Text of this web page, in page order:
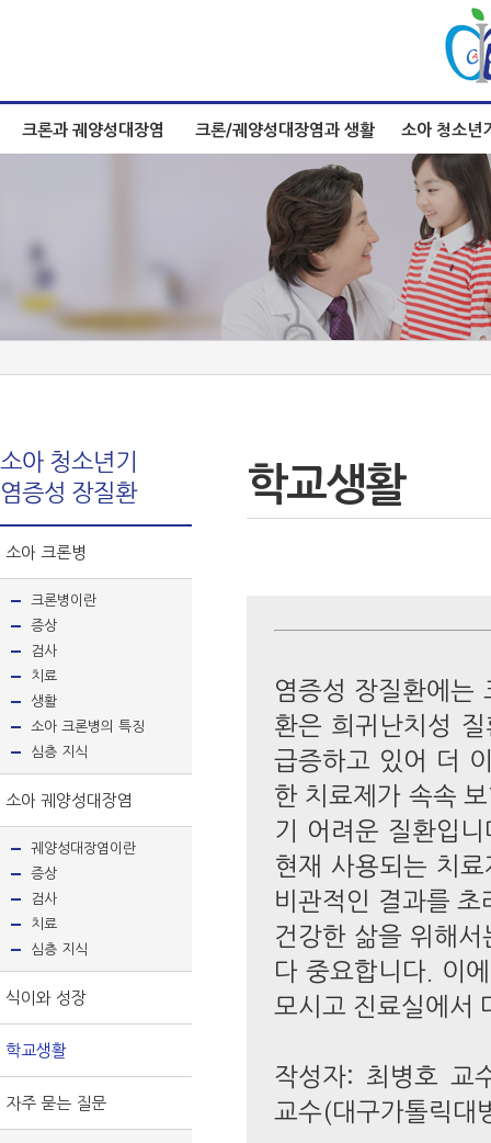
크론과 궤양성대장염 크론/궤양성대장염과 생활 소아 청소년
소아 청소년기
염증성 장질환
소아 크론병
크론병이란
증상
검사
치료
생활
소아 크론병의 특징
심층 지식
소아 궤양성대장염
궤양성대장염이란
증상
검사
치료
심층 지식
식이와 성장
학교생활
자주 묻는 질문
학교생활
염증성 장질환에는
환은 희귀난치성
급증하고 있어 더
한 치료제가 속속
기 어려운 질환입
현재 사용되는 치
비관적인 결과를
건강한 삶을 위해
다 중요합니다. 이
모시고 진료실에서
작성자: 최병호 교
교수(대구가톨릭대